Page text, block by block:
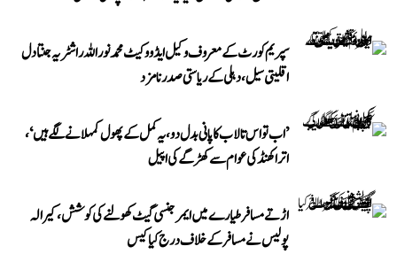
سپریم کورٹ کے معروف وکیل ایڈووکیٹ محمد نور اللہ راشٹریہ جنتا دل
اقلیتی سیل، دہلی کے ریاستی صدر نامزد
’اب تو اس تالاب کا پانی بدل دو، یہ کمل کے پھول کمہلانے لگے ہیں‘،
اتراکھنڈ کی عوام سے کھڑگے کی اپیل
اڑتے مسافر طیارے میں ایمرجنسی گیٹ کھولنے کی کوشش، کیرالہ
پولیس نے مسافر کے خلاف درج کیا کیس